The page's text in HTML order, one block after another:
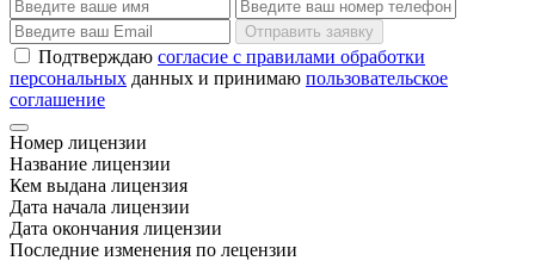
Отправить заявку
Подтверждаю согласие с правилами обработки
персональных данных и принимаю пользовательское
соглашение
Номер лицензии
Название лицензии
Кем выдана лицензия
Дата начала лицензии
Дата окончания лицензии
Последние изменения по лецензии